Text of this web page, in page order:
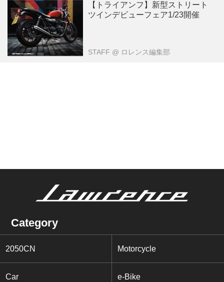
【トライアンフ】新型ストリート
ツインデビューフェア1/23開催
STAFF @ ロレンス編集部
Category
2050CN Motorcycle
Car e-Bike